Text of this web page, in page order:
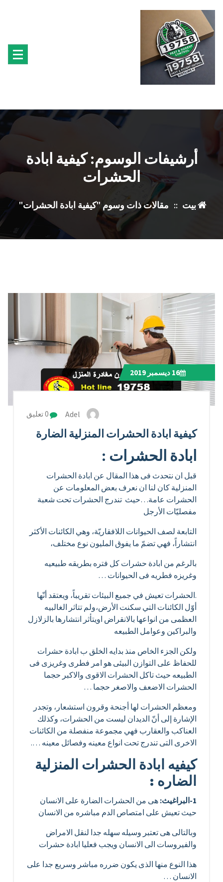
أرشيفات الوسوم: كيفية ابادة
الحشرات
بيت :: مقالات ذات وسوم "كيفية ابادة الحشرات"
16ديسمبر 2019
Adel 0 تعليق
كيفية ابادة الحشرات المنزلية الضارة
ابادة الحشرات :
قبل ان نتحدث فى هذا المقال عن ابادة الحشرات
المنزلية كان لنا ان نعرف بعض المعلومات عن
الحشرات عامة…حيث تندرج الحشرات تحت شعبة
مفصليّات الأرجل
التابعة لصف الحيوانات اللافقاريّة، وهي الكائنات الأكثر
انتشاراً، فهي تضمّ ما يفوق المليون نوع مختلف،
بالرغم من ابادة حشرات كل فتره بطريقه طبيعيه
وغريزه فطريه فى الحيوانات …
.الحشرات تعيش في جميع البيئات تقريباً، ويعتقد أنّها
أوّل الكائنات التي سكنت الأرض،ولم تتاثر الغالبيه
العظمى من انواعها بالانقراض اويتأثر انتشارها بالزلازل
والبراكين وعوامل الطبيعه
ولكن الجزء الخاص منذ بدايه الخلق ب ابادة حشرات
للحفاظ على التوازن البيئى هو امر فطرى وغريزى فى
الطبيعه حيث تاكل الحشرات الاقوى والاكبر حجما
الحشرات الاضعف والاصغر حجما …
ومعظم الحشرات لها أجنحة وقرون استشعار، وتجدر
الإشارة إلى أنّ الديدان ليست من الحشرات، وكذلك
العناكب والعقارب فهي مجموعة منفصلة من الكائنات
الاخرى التى تندرج تحت انواع معينه وفصائل معينه ….
كيفيه ابادة الحشرات المنزلية
الضاره :
البراغيث:هى من الحشرات الضارة على الانسان
حيث تعيش على امتصاص الدم مباشره من الانسان
وبالتالى هى تعتبر وسيله سهله جدا لنقل الامراض
والفيروسات الى الانسان ويجب فعليا ابادة حشرات
هذا النوع منها الذى يكون ضرره مباشر وسريع جدا على
الانسان …